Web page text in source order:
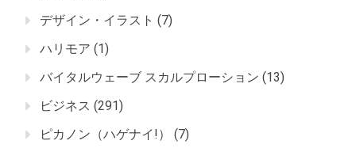
デザイン・イラスト (7)
ハリモア (1)
バイタルウェーブ スカルプローション (13)
ビジネス (291)
ピカノン（ハゲナイ!）
(7)